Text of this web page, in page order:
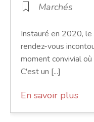
Marchés
Instauré en 2020,
rendez-vous
moment convivial
C'est un [...]
En savoir plus